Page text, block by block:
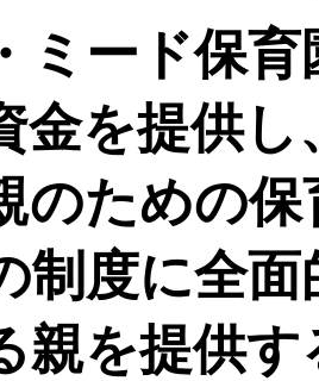
ミード保
金を提供
のための
制度に全
親を提供